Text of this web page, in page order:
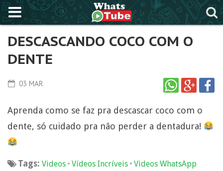
DESCASCANDO COCO COM O
DENTE
03 MAR
Aprenda como se faz pra descascar coco com o
dente, só cuidado pra não perder a dentadura!
Tags: Videos • Vídeos Incríveis • Videos WhatsApp